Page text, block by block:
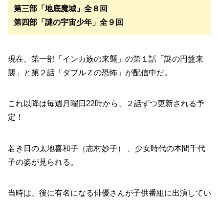
第三部「地底魔城」全８回
第四部「謎の宇宙少年」全９回
現在、第一部「インカ族の来襲」の第１話「謎の円盤来
襲」と第２話「ダブルＺの恐怖」が配信中だ。
これ以降は毎週月曜日22時から、２話ずつ更新される予
定！
若き日の太地喜和子（志村妙子）
、少女時代の本間千代
子の姿が見られる。
当時は、後に有名になる俳優さんが子供番組に出演してい